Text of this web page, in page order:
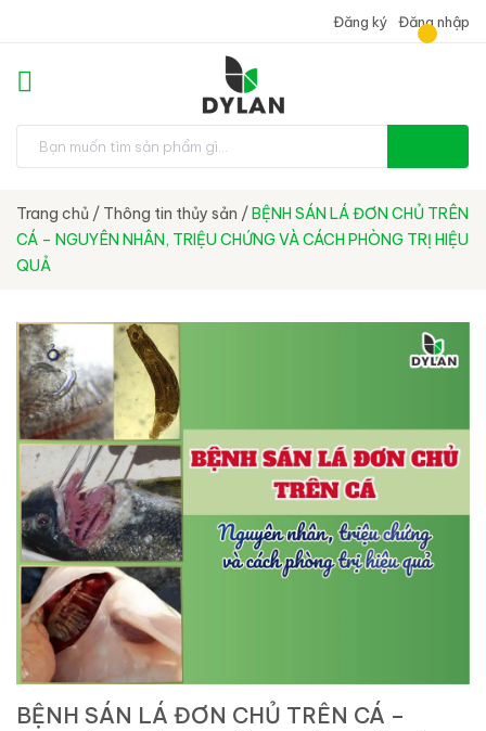
Đăng ký Đăng nhập
Trang chủ / Thông tin thủy sản /BỆNH SÁN LÁ ĐƠN CHỦ TRÊN
CÁ – NGUYÊN NHÂN, TRIỆU CHỨNG VÀ CÁCH PHÒNG TRỊ HIỆU
QUẢ
BỆNH SÁN LÁ ĐƠN CHỦ TRÊN CÁ –